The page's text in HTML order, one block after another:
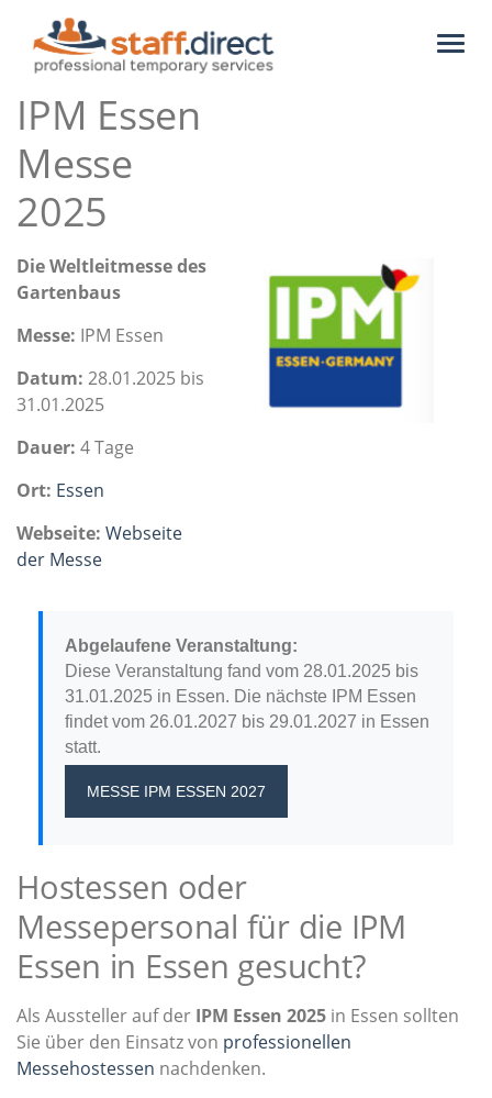
Toggle
IPM Essen
Messe
2025
Die Weltleitmesse des
Gartenbaus
Messe: IPM Essen
Datum: 28.01.2025 bis
31.01.2025
Dauer: 4 Tage
Ort: Essen
Webseite: Webseite
der Messe
Abgelaufene Veranstaltung:
Diese Veranstaltung fand vom 28.01.2025 bis
31.01.2025 in Essen. Die nächste IPM Essen
findet vom 26.01.2027 bis 29.01.2027 in Essen
statt.
MESSE IPM ESSEN 2027
Hostessen oder
Messepersonal für die IPM
Essen in Essen gesucht?
Als Aussteller auf der IPM Essen 2025 in Essen sollten
Sie über den Einsatz von professionellen
Messehostessen nachdenken.